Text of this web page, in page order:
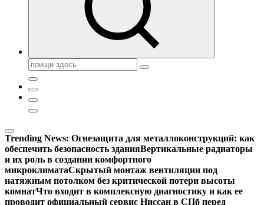
Поиск:
Trending News: Огнезащита для металлоконструкций: как
обеспечить безопасность зданияВертикальные радиаторы
и их роль в создании комфортного
микроклиматаСкрытый монтаж вентиляции под
натяжным потолком без критической потери высоты
комнатЧто входит в комплексную диагностику и как ее
проводит официальный сервис Ниссан в СПб перед